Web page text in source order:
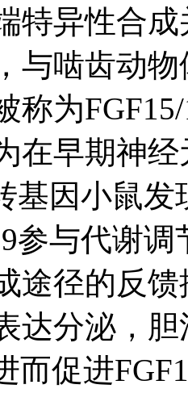
特异性合
与啮齿动
称为
在早期神
基因小鼠
参与代谢
途径的反
达分泌，
而促进